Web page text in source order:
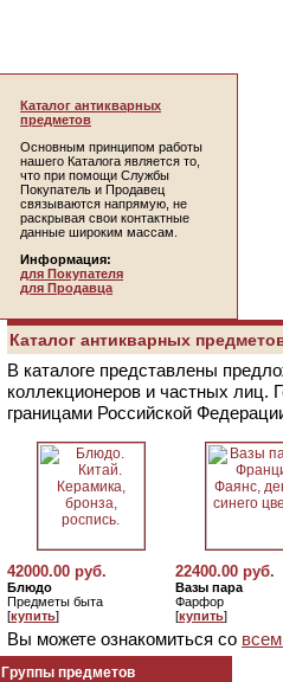
Каталог антикварных
предметов
Основным принципом работы
нашего Каталога является то,
что при помощи Службы
Покупатель и Продавец
связываются напрямую, не
раскрывая свои контактные
данные широким массам.
Информация:
для Покупателя
для Продавца
Каталог антикварных
В каталоге представлены
коллекционеров и частных лиц.
границами Российской
42000.00 руб.
Блюдо
Предметы быта
[купить]
22400.00 руб.
Вазы пара
Фарфор
[купить]
Вы можете ознакомиться со
Группы предметов